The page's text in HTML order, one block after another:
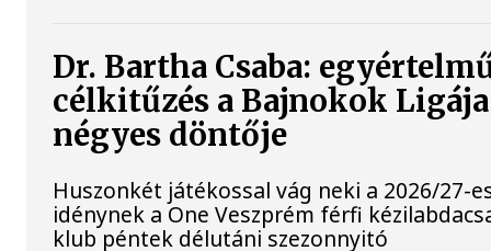
Dr. Bartha Csaba:
célkitűzés a Bajnokok Ligája
négyes döntője
Huszonkét játékossal vág neki a 2026/27-
idénynek a One Veszprém férfi
klub péntek délutáni szezonnyitó